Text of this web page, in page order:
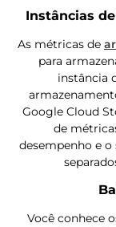
Instâncias
As métricas de
para
instância
Google Cloud
de
desempenho e
Você conhece